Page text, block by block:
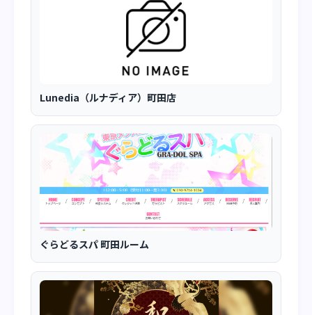
Lunedia（ルナディア）町田店
ぐらどるスパ 町田ルーム